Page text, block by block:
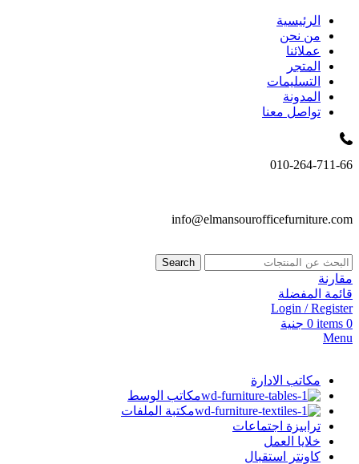
الرئيسية
من نحن
عملائنا
المتجر
التسليمات
المدونة
تواصل معنا
010-264-711-66
info@elmansourofficefurniture.com
Search
مقارنة
قائمة المفضلة
Login / Register
0
items
0 جنية
Menu
مكاتب الادارة
مكاتب الوسط
مكتبة الملفات
ترابيزة اجتماعات
خلايا العمل
كاونتر استقبال